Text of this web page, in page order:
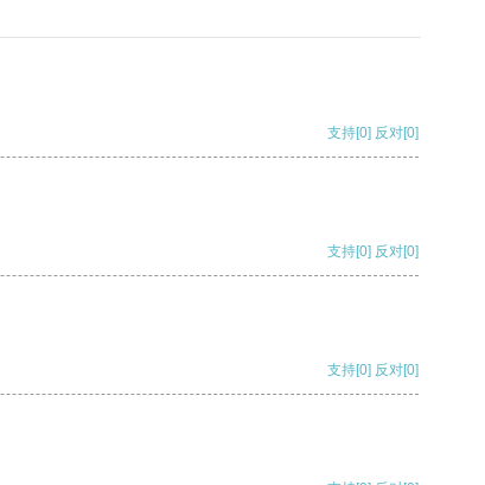
支持[0] 反对[0]
支持[0] 反对[0]
支持[0] 反对[0]